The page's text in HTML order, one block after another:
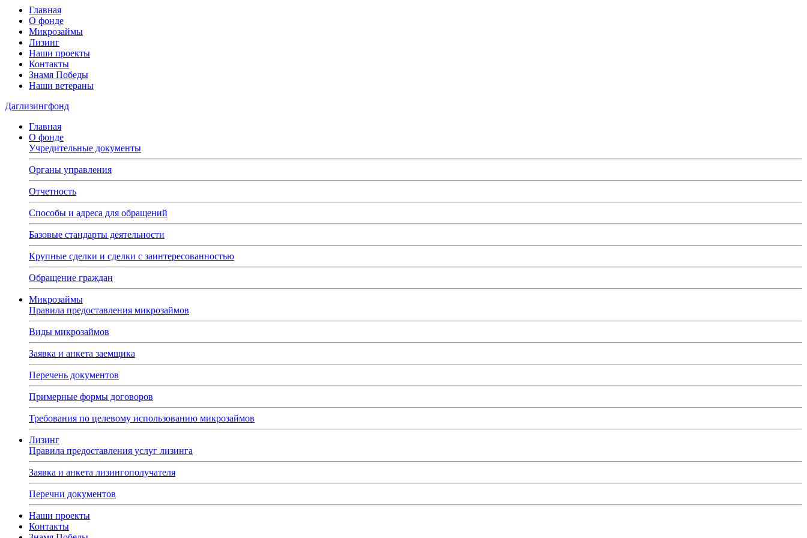
Главная
О фонде
Микрозаймы
Лизинг
Наши проекты
Контакты
Знамя Победы
Наши ветераны
Даглизингфонд
Главная
О фонде
Учредительные документы
Органы управления
Отчетность
Способы и адреса для обращений
Базовые стандарты деятельности
Крупные сделки и сделки с заинтересованностью
Обращение граждан
Микрозаймы
Правила предоставления микрозаймов
Виды микрозаймов
Заявка и анкета заемщика
Перечень документов
Примерные формы договоров
Требования по целевому использованию микрозаймов
Лизинг
Правила предоставления услуг лизинга
Заявка и анкета лизингополучателя
Перечни документов
Наши проекты
Контакты